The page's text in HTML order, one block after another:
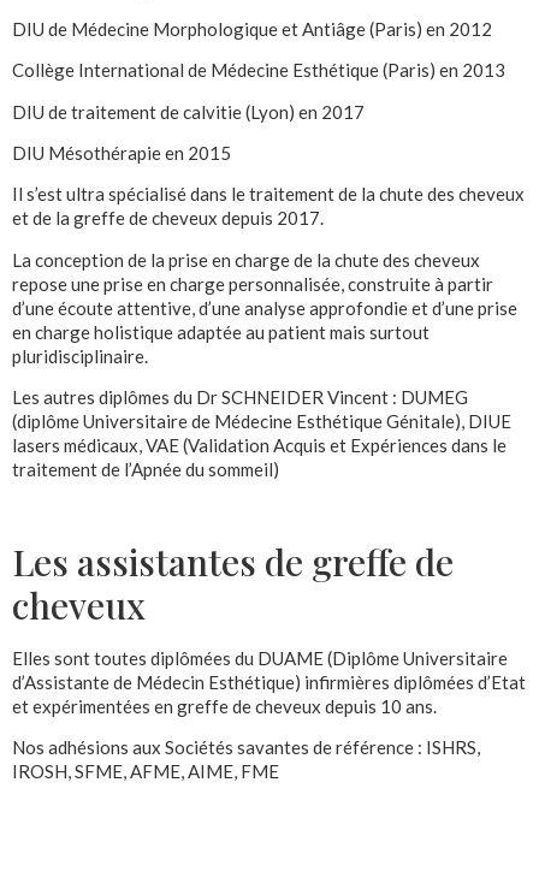
DIU de Médecine Morphologique et Antiâge (Paris) en 2012
Collège International de Médecine Esthétique (Paris) en 2013
DIU de traitement de calvitie (Lyon) en 2017
DIU Mésothérapie en 2015
Il s’est ultra spécialisé dans le traitement de la chute des cheveux
et de la greffe de cheveux depuis 2017.
La conception de la prise en charge de la chute des cheveux
repose une prise en charge personnalisée, construite à partir
d’une écoute attentive, d’une analyse approfondie et d’une prise
en charge holistique adaptée au patient mais surtout
pluridisciplinaire.
Les autres diplômes du Dr SCHNEIDER Vincent : DUMEG
(diplôme Universitaire de Médecine Esthétique Génitale), DIUE
lasers médicaux, VAE (Validation Acquis et Expériences dans le
traitement de l’Apnée du sommeil)
Les assistantes de greffe de
cheveux
Elles sont toutes diplômées du DUAME (Diplôme Universitaire
d’Assistante de Médecin Esthétique) infirmières diplômées d’Etat
et expérimentées en greffe de cheveux depuis 10 ans.
Nos adhésions aux Sociétés savantes de référence : ISHRS,
IROSH, SFME, AFME, AIME, FME